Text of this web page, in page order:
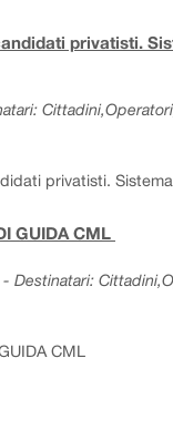
privatisti.
privatisti.
GUIDA CML
Destinatari:
CML